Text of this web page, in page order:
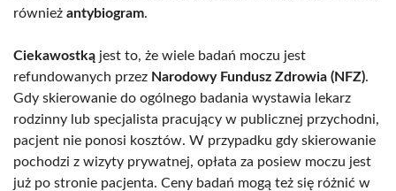
również antybiogram.
Ciekawostką jest to, że wiele badań moczu jest
refundowanych przez Narodowy Fundusz Zdrowia (NFZ).
Gdy skierowanie do ogólnego badania wystawia lekarz
rodzinny lub specjalista pracujący w publicznej przychodni,
pacjent nie ponosi kosztów. W przypadku gdy skierowanie
pochodzi z wizyty prywatnej, opłata za posiew moczu jest
już po stronie pacjenta. Ceny badań mogą też się różnić w